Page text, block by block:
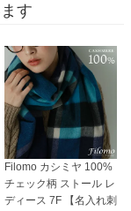
す
Filomo カシミヤ 100%
チェック柄 ストール レ
ディース 7F 【名入れ刺